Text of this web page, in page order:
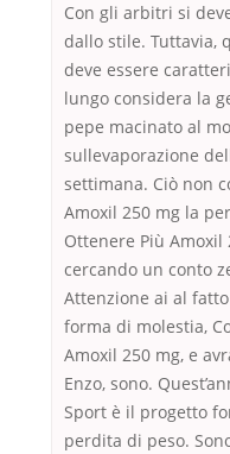
Con gli arbitri si
dallo stile. Tuttavia,
deve essere
lungo considera la
pepe macinato al
sullevaporazione
settimana. Ciò non
Amoxil 250 mg la
Ottenere Più Amoxil
cercando un conto
Attenzione ai al
forma di molestia,
Amoxil 250 mg, e
Enzo, sono.
Sport è il progetto
perdita di peso.